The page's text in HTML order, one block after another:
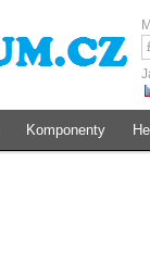
Komponenty